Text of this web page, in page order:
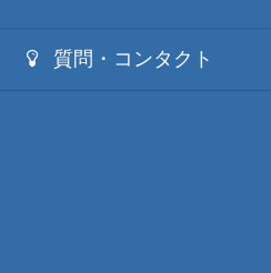
質問・コンタクト